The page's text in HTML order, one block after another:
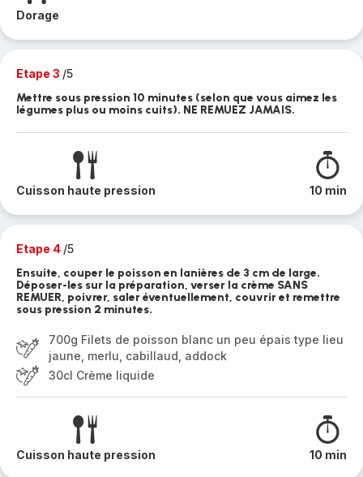
Dorage
Etape 3 /5
Mettre sous pression 10 minutes (selon que vous aimez les
légumes plus ou moins cuits). NE REMUEZ JAMAIS.
Cuisson haute pression 10 min
Etape 4 /5
Ensuite, couper le poisson en lanières de 3 cm de large.
Déposer-les sur la préparation, verser la crème SANS
REMUER, poivrer, saler éventuellement, couvrir et remettre
sous pression 2 minutes.
700g Filets de poisson blanc un peu épais type lieu
jaune, merlu, cabillaud, addock
30cl Crème liquide
Cuisson haute pression 10 min